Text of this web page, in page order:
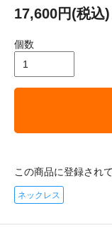
17,600円(税込)
個数
この商品に登録され
ネックレス